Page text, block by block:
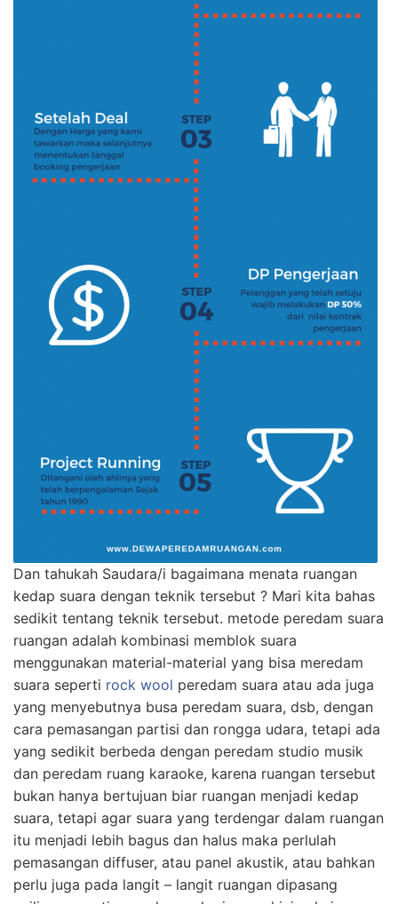
Dan tahukah Saudara/i bagaimana menata ruangan
kedap suara dengan teknik tersebut ? Mari kita bahas
sedikit tentang teknik tersebut. metode peredam suara
ruangan adalah kombinasi memblok suara
menggunakan material-material yang bisa meredam
suara seperti rock wool peredam suara atau ada juga
yang menyebutnya busa peredam suara, dsb, dengan
cara pemasangan partisi dan rongga udara, tetapi ada
yang sedikit berbeda dengan peredam studio musik
dan peredam ruang karaoke, karena ruangan tersebut
bukan hanya bertujuan biar ruangan menjadi kedap
suara, tetapi agar suara yang terdengar dalam ruangan
itu menjadi lebih bagus dan halus maka perlulah
pemasangan diffuser, atau panel akustik, atau bahkan
perlu juga pada langit – langit ruangan dipasang